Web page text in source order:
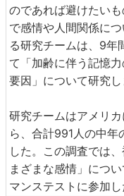
のであれば避けたい
で感情や人間関係に
る研究チームは、9年
て「加齢に伴う記憶
要因」について研究し
研究チームはアメリ
ら、合計991人の中年
した。この調査では
まざまな感情」につ
マンステストに参加し